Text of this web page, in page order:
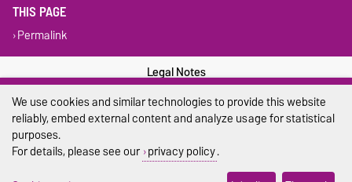
THIS PAGE
Permalink
Legal Notes
Privacy Policy
Cookie settings
We use cookies and similar technologies to provide this website
reliably, embed external content and analyze usage for statistical
purposes.
For details, please see our privacy policy.